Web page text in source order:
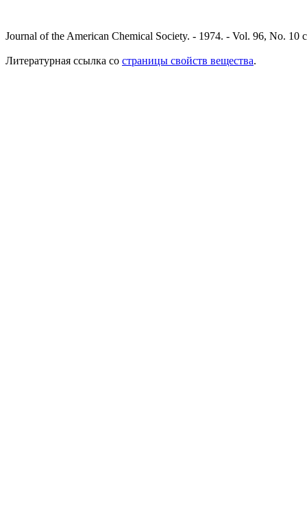
Journal of the American Chemical Society. - 1974. - Vol. 96, No. 10
Литературная ссылка со страницы свойств вещества.